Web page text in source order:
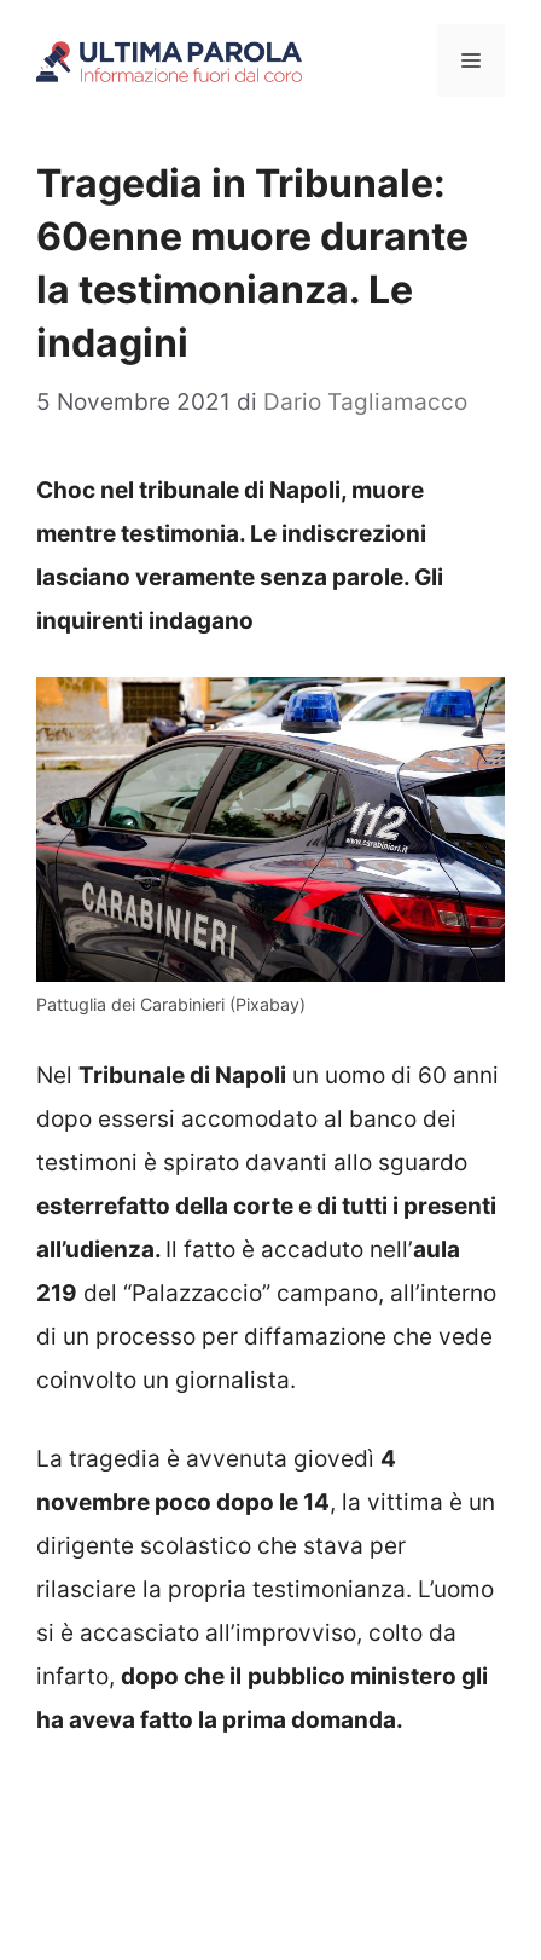
Menu
Tragedia in Tribunale:
60enne muore durante
la testimonianza. Le
indagini
5 Novembre 2021 di Dario Tagliamacco
Choc nel tribunale di Napoli, muore
mentre testimonia. Le indiscrezioni
lasciano veramente senza parole. Gli
inquirenti indagano
Pattuglia dei Carabinieri (Pixabay)
Nel Tribunale di Napoli un uomo di 60 anni
dopo essersi accomodato al banco dei
testimoni è spirato davanti allo sguardo
esterrefatto della corte e di tutti i presenti
all’udienza. Il fatto è accaduto nell’aula
219 del “Palazzaccio” campano, all’interno
di un processo per diffamazione che vede
coinvolto un giornalista.
La tragedia è avvenuta giovedì 4
novembre poco dopo le 14, la vittima è un
dirigente scolastico che stava per
rilasciare la propria testimonianza. L’uomo
si è accasciato all’improvviso, colto da
infarto, dopo che il pubblico ministero gli
ha aveva fatto la prima domanda.